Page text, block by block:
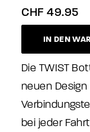
CHF 49.95
IN DEN
Die TWIST
neuen
bei jeder